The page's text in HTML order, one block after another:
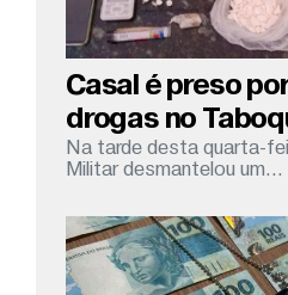
Casal é preso
drogas no
Na tarde desta quarta-
Militar desmantelou um...